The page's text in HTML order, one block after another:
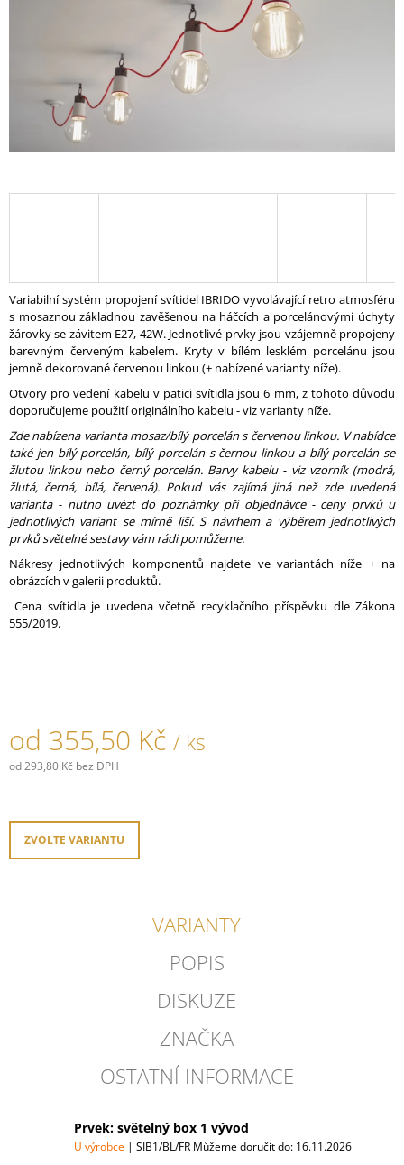
Variabilní systém propojení svítidel IBRIDO vyvolávající retro atmosféru
s mosaznou základnou zavěšenou na háčcích a porcelánovými úchyty
žárovky se závitem E27, 42W. Jednotlivé prvky jsou vzájemně propojeny
barevným červeným kabelem. Kryty v bílém lesklém porcelánu jsou
jemně dekorované červenou linkou (+ nabízené varianty níže).
Otvory pro vedení kabelu v patici svítidla jsou 6 mm, z tohoto důvodu
doporučujeme použití originálního kabelu - viz varianty níže.
Zde nabízena varianta mosaz/bílý porcelán s červenou linkou. V nabídce
také jen bílý porcelán, bílý porcelán s černou linkou a bílý porcelán se
žlutou linkou nebo černý porcelán. Barvy kabelu - viz vzorník (modrá,
žlutá, černá, bílá, červená). Pokud vás zajímá jiná než zde uvedená
varianta - nutno uvézt do poznámky při objednávce - ceny prvků u
jednotlivých variant se mírně liší. S návrhem a výběrem jednotlivých
prvků světelné sestavy vám rádi pomůžeme.
Nákresy jednotlivých komponentů najdete ve variantách níže + na
obrázcích v galerii produktů.
Cena svítidla je uvedena včetně recyklačního příspěvku dle Zákona
555/2019.
od 355,50 Kč / ks
od293,80 Kč bez DPH
ZVOLTE VARIANTU
VARIANTY
POPIS
DISKUZE
ZNAČKA
OSTATNÍ INFORMACE
Prvek: světelný box 1 vývod
U výrobce | SIB1/BL/FR Můžeme doručit do: 16.11.2026
D
O
P
O
R
U
Č
U
J
E
M
E
PORCELÁNOVÉ
TLAČÍTKO
GARBY
COLONIAL
789,30